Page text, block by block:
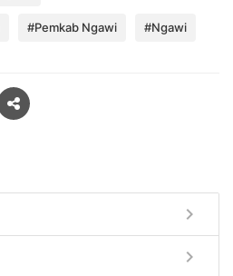
#Pemkab Ngawi #Ngawi
chevron_right
chevron_right